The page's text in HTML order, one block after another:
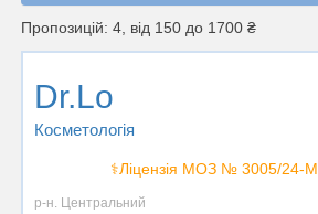
Пропозицій: 4, від 150 до 1700 ₴
Dr.Lo
Косметологія
⚕️Ліцензія МОЗ № 3005/24-М
р-н. Центральний